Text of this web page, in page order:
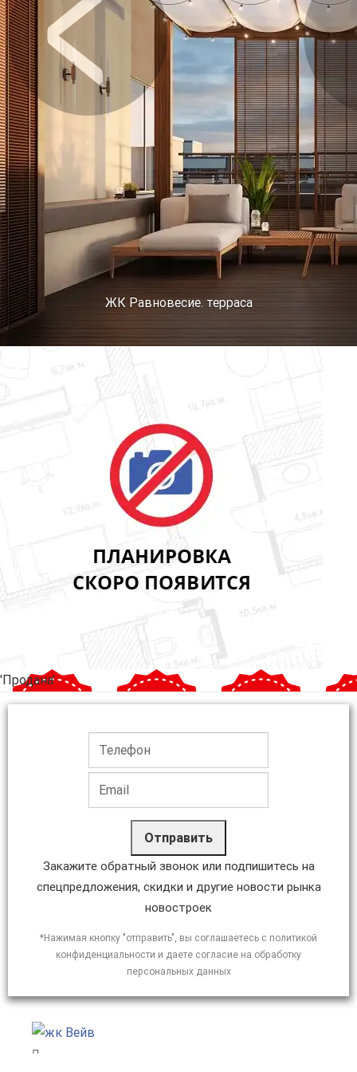
ЖК Равновесие. терраса
Предыдущее
'Продана'
Отправить
Закажите обратный звонок или подпишитесь на
спецпредложения, скидки и другие новости рынка
новостроек
*Нажимая кнопку "отправить", вы соглашаетесь с политикой
конфиденциальности и даете согласие на обработку
персональных данных